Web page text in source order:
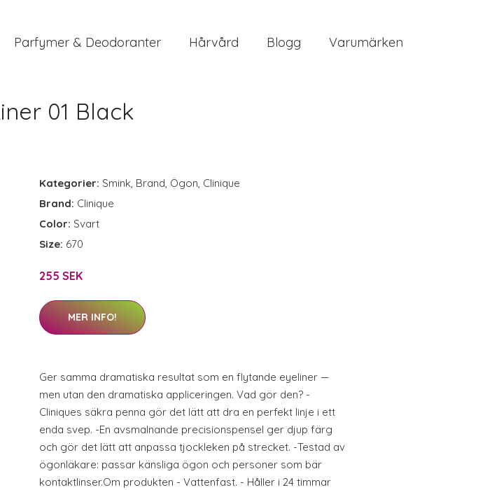
Parfymer & Deodoranter Hårvård Blogg Varumärken
01 Black
Kategorier: Smink, Brand, Ögon, Clinique
Brand: Clinique
Color: Svart
Size: 670
255 SEK
MER INFO!
Ger samma dramatiska resultat som en flytande eyeliner —
men utan den dramatiska appliceringen. Vad gör den? -
Cliniques säkra penna gör det lätt att dra en perfekt linje i ett
enda svep. -En avsmalnande precisionspensel ger djup färg
och gör det lätt att anpassa tjockleken på strecket. -Testad av
ögonläkare: passar känsliga ögon och personer som bär
kontaktlinser.Om produkten - Vattenfast. - Håller i 24 timmar